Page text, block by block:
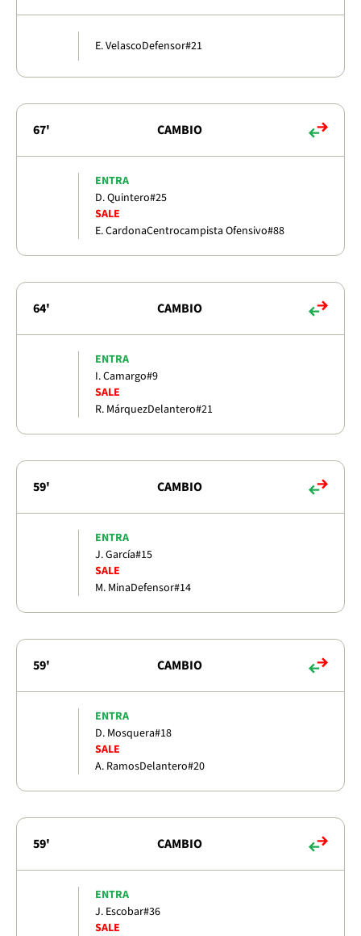
E. VelascoDefensor#21
67' CAMBIO
ENTRA
D. Quintero#25
SALE
E. CardonaCentrocampista Ofensivo#88
64' CAMBIO
ENTRA
I. Camargo#9
SALE
R. MárquezDelantero#21
59' CAMBIO
ENTRA
J. García#15
SALE
M. MinaDefensor#14
59' CAMBIO
ENTRA
D. Mosquera#18
SALE
A. RamosDelantero#20
59' CAMBIO
ENTRA
J. Escobar#36
SALE